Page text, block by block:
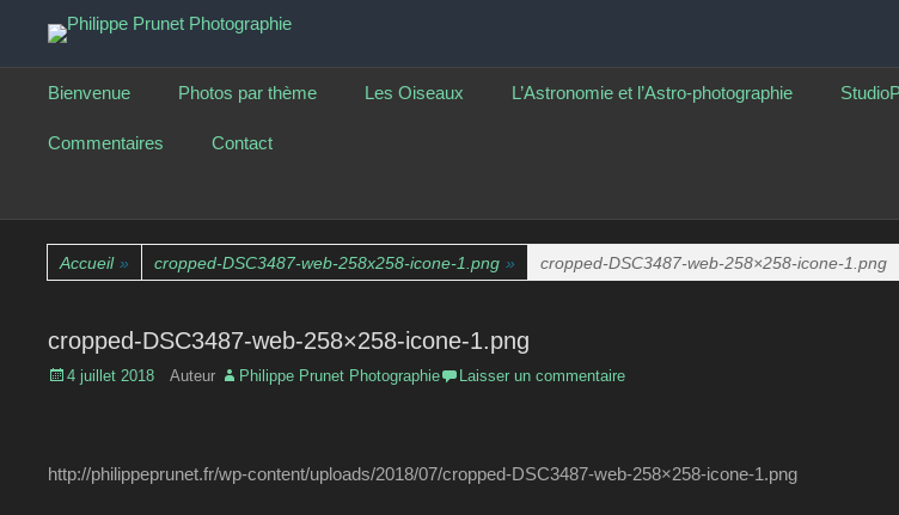
Philippe Prunet Photographie
La nature photographiée
contenu
Bienvenue Photos par thème Les Oiseaux L’Astronomie et l’Astro-photographie
Commentaires Contact
Accueil » cropped-DSC3487-web-258x258-icone-1.png » cropped-DSC3487-web-258×258-icone-1.png
cropped-DSC3487-web-258×258-icone-1.png
Posted
4 juillet 2018 Auteur Philippe Prunet Photographie Laisser un commentaire
http://philippeprunet.fr/wp-content/uploads/2018/07/cropped-DSC3487-web-258×258-icone-1.png